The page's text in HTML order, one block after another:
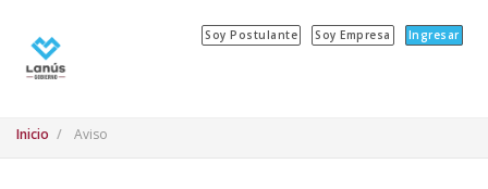
Soy Postulante Soy Empresa Ingresar
Inicio Aviso